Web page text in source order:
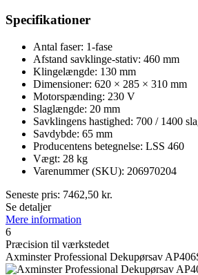
Specifikationer
Antal faser: 1-fase
Afstand savklinge-stativ: 460 mm
Klingelængde: 130 mm
Dimensioner: 620 × 285 × 310 mm
Motorspænding: 230 V
Slaglængde: 20 mm
Savklingens hastighed: 700 / 1400
Savdybde: 65 mm
Producentens betegnelse: LSS 460
Vægt: 28 kg
Varenummer (SKU): 206970204
Seneste pris: 7462,50 kr.
Se detaljer
Mere information
6
Præcision til værkstedet
Axminster Professional Dekupørsav